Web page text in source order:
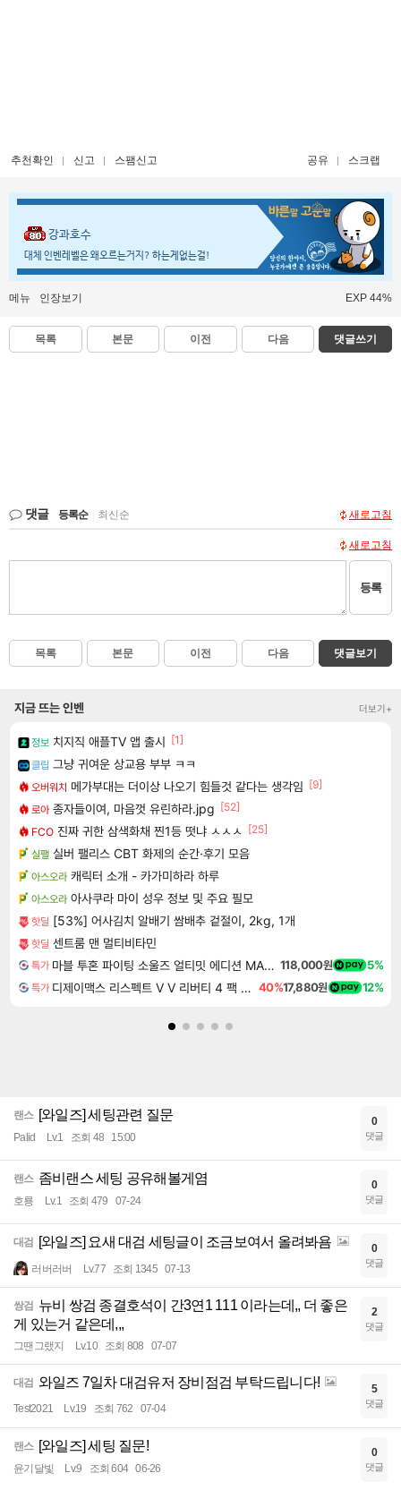
추천확인 신고 스팸신고 공유 스크랩
강과호수
대체 인벤레벨은 왜오르는거지? 하는게없는걸!
메뉴 인장보기 EXP 44%
목록 본문 이전 다음 댓글쓰기
댓글 등록순 최신순 새로고침
새로고침
등록
목록 본문 이전 다음 댓글보기
지금 뜨는 인벤 더보기+
정보 치지직 애플TV 앱 출시 [1]
클립 그냥 귀여운 상교용 부부 ㅋㅋ
오버워치 메가부대는 더이상 나오기 힘들것 같다는 생각임 [9]
로아 종자들이여, 마음껏 유린하라.jpg [52]
FCO 진짜 귀한 삼색화채 찐1등 떳냐 ㅅㅅㅅ [25]
실팰 실버 팰리스 CBT 화제의 순간·후기 모음
아스오라 캐릭터 소개 - 카가미하라 하루
아스오라 아사쿠라 마이 성우 정보 및 주요 필모
핫딜 [53%] 어사김치 알배기 쌈배추 겉절이, 2kg, 1개
핫딜 센트룸 맨 멀티비타민
특가 마블 투혼 파이팅 소울즈 얼티밋 에디션 MARVEL Tokon Fighting Souls Ultimate Edition 118,000원 5%
특가 디제이맥스 리스펙트 V V 리버티 4 팩 DJMAX RESPECT V V Liberty 4 Pack DLC 40%17,880원 12%
랜스 [와일즈] 세팅관련 질문
Palid Lv.1 조회 48 15:00
0
댓글
랜스 좀비랜스 세팅 공유해볼게염
호룡 Lv.1 조회 479 07-24
0
댓글
대검 [와일즈] 요새 대검 세팅글이 조금보여서 올려봐욤
러버러버 Lv.77 조회 1345 07-13
0
댓글
쌍검 뉴비 쌍검 종결호석이 간3연1 111 이라는데,, 더 좋은
게 있는거 같은데,,,
그땐그랬지 Lv.10 조회 808 07-07
2
댓글
대검 와일즈 7일차 대검유저 장비점검 부탁드립니다!
Test2021 Lv.19 조회 762 07-04
5
댓글
랜스 [와일즈] 세팅 질문!
윤기달빛 Lv.9 조회 604 06-26
0
댓글